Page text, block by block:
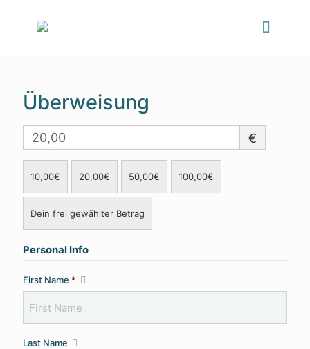
Überweisung
€
10,00€ 20,00€ 50,00€ 100,00€
Dein frei gewählter Betrag
Personal Info
First Name *
Last Name